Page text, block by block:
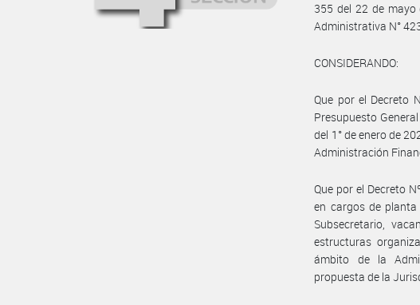
355 del 22 de
Administrativa N°
CONSIDERANDO:
Que por el Decreto
Presupuesto
del 1° de enero de
Administración
Que por el Decreto
en cargos de
Subsecretario,
estructuras
ámbito de la
propuesta de la